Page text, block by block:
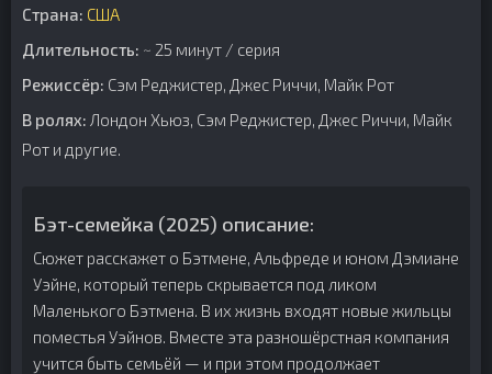
Страна: США
Длительность: ~ 25 минут / серия
Режиссёр: Сэм Реджистер, Джес Риччи, Майк Рот
В ролях: Лондон Хьюз, Сэм Реджистер, Джес Риччи, Майк
Рот и другие.
Бэт-семейка (2025) описание:
Сюжет расскажет о Бэтмене, Альфреде и юном Дэмиане
Уэйне, который теперь скрывается под ликом
Маленького Бэтмена. В их жизнь входят новые жильцы
поместья Уэйнов. Вместе эта разношёрстная компания
учится быть семьёй — и при этом продолжает